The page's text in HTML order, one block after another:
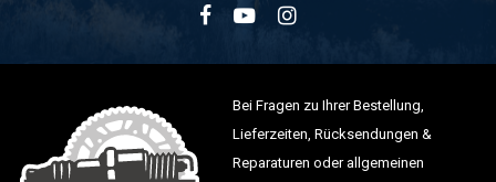
Bei Fragen zu Ihrer Bestellung,
Lieferzeiten, Rücksendungen &
Reparaturen oder allgemeinen